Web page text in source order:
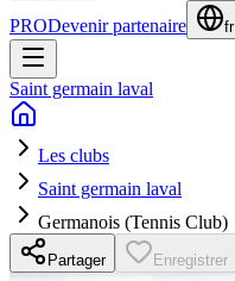
PRODevenir partenaire fr
Saint germain laval
Les clubs
Saint germain laval
Germanois (Tennis Club)
Partager Enregistrer